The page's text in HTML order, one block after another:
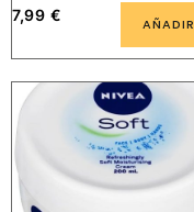
7,99 € AÑADIR